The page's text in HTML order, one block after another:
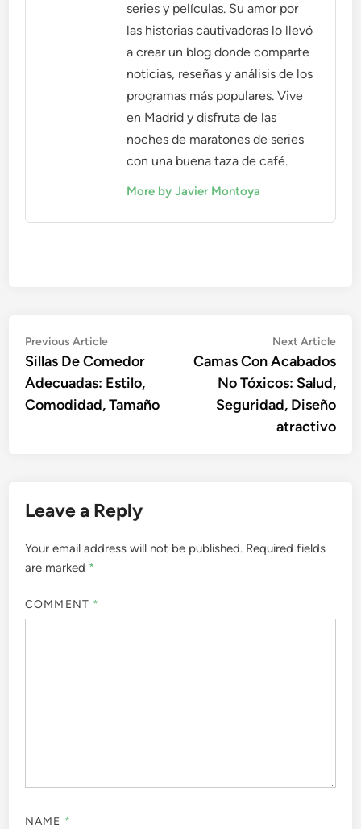
series y películas. Su amor por
las historias cautivadoras lo llevó
a crear un blog donde comparte
noticias, reseñas y análisis de los
programas más populares. Vive
en Madrid y disfruta de las
noches de maratones de series
con una buena taza de café.
More by Javier Montoya
Post
navigation
Previous ArticlePrevious
article:
Sillas De Comedor
Adecuadas: Estilo,
Comodidad, Tamaño
Next Article
Camas Con Acabados
No Tóxicos: Salud,
Seguridad, Diseño
atractivo
Leave a Reply
Your email address will not be published. Required fields
are marked *
COMMENT *
NAME *